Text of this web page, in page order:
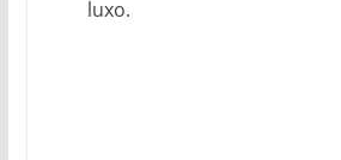
luxo.